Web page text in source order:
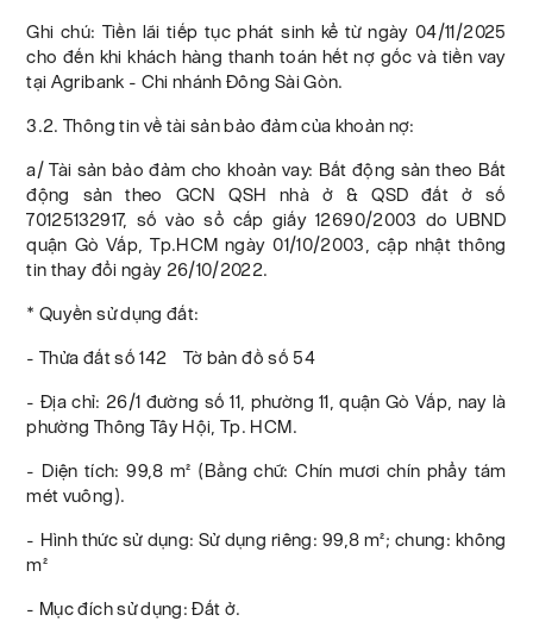
Ghi chú: Tiền lãi tiếp tục phát sinh kể từ ngày 04/11/2025
cho đến khi khách hàng thanh toán hết nợ gốc và tiền vay
tại Agribank - Chi nhánh Đông Sài Gòn.
3.2. Thông tin về tài sản bảo đảm của khoản nợ:
a/ Tài sản bảo đảm cho khoản vay: Bất động sản theo Bất
động sản theo GCN QSH nhà ở & QSD đất ở số
70125132917, số vào sổ cấp giấy 12690/2003 do UBND
quận Gò Vấp, Tp.HCM ngày 01/10/2003, cập nhật thông
tin thay đổi ngày 26/10/2022.
* Quyền sử dụng đất:
- Thửa đất số 142 Tờ bản đồ số 54
- Địa chỉ: 26/1 đường số 11, phường 11, quận Gò Vấp, nay là
phường Thông Tây Hội, Tp. HCM.
- Diện tích: 99,8 m² (Bằng chữ: Chín mươi chín phẩy tám
mét vuông).
- Hình thức sử dụng: Sử dụng riêng: 99,8 m²; chung: không
m²
- Mục đích sử dụng: Đất ở.